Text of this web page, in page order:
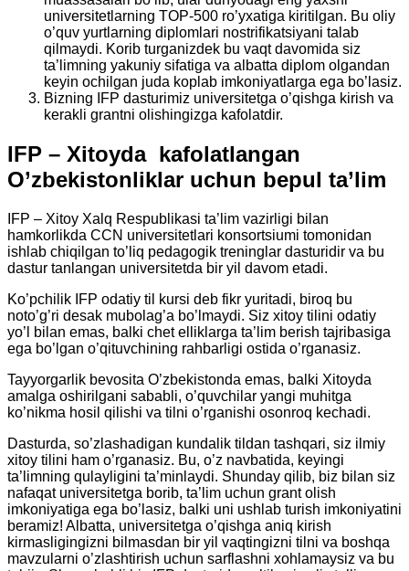
universitetlarning TOP-500 ro’yxatiga kiritilgan. Bu oliy
o’quv yurtlarning diplomlari nostrifikatsiyani talab
qilmaydi. Korib turganizdek bu vaqt davomida siz
ta’limning yakuniy sifatiga va albatta diplom olgandan
keyin ochilgan juda koplab imkoniyatlarga ega bo’lasiz.
Bizning IFP dasturimiz universitetga o’qishga kirish va
kerakli grantni olishingizga kafolatdir.
IFP – Xitoyda kafolatlangan
O’zbekistonliklar uchun bepul ta’lim
IFP – Xitoy Xalq Respublikasi ta’lim vazirligi bilan
hamkorlikda CCN universitetlari konsortsiumi tomonidan
ishlab chiqilgan to’liq pedagogik treninglar dasturidir va bu
dastur tanlangan universitetda bir yil davom etadi.
Ko’pchilik IFP odatiy til kursi deb fikr yuritadi, biroq bu
noto’g’ri desak mubolag’a bo’lmaydi. Siz xitoy tilini odatiy
yo’l bilan emas, balki chet elliklarga ta’lim berish tajribasiga
ega bo’lgan o’qituvchining rahbarligi ostida o’rganasiz.
Tayyorgarlik bevosita O’zbekistonda emas, balki Xitoyda
amalga oshirilgani sababli, o’quvchilar yangi muhitga
ko’nikma hosil qilishi va tilni o’rganishi osonroq kechadi.
Dasturda, so’zlashadigan kundalik tildan tashqari, siz ilmiy
xitoy tilini ham o’rganasiz. Bu, o’z navbatida, keyingi
ta’limning qulayligini ta’minlaydi. Shunday qilib, biz bilan siz
nafaqat universitetga borib, ta’lim uchun grant olish
imkoniyatiga ega bo’lasiz, balki uni ushlab turish imkoniyatini
beramiz! Albatta, universitetga o’qishga aniq kirish
kirmasligingizni bilmasdan bir yil vaqtingizni tilni va boshqa
mavzularni o’zlashtirish uchun sarflashni xohlamaysiz va bu